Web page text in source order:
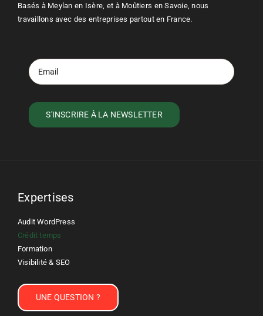
Basés à Meylan en Isère, et à Moûtiers en Savoie, nous
travaillons avec des entreprises partout en France.
Expertises
Audit WordPress
Crédit temps
Formation
Visibilité & SEO
UNE QUESTION ?